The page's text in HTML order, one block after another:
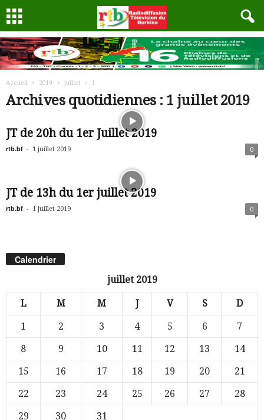
Accueil 2019 juillet 1
Archives quotidiennes : 1 juillet 2019
JT de 20h du 1er Juillet 2019
rtb.bf - 1 juillet 2019 0
JT de 13h du 1er juillet 2019
rtb.bf - 1 juillet 2019 0
Calendrier
juillet 2019
L M M J V S D
1 2 3 4 5 6
7
8
9 10 11 12 13
14
15
16 17 18 19 20
21
22
23 24 25 26 27
28
29
30
31